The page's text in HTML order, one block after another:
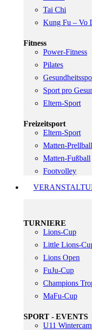
Tai Chi
Kung Fu – Vo
Fitness
Power-Fitness
Pilates
Sport pro
Eltern-Sport
Freizeitsport
Eltern-Sport
Matten-Prellball
Matten-Fußball
Footvolley
TURNIERE
Lions-Cup
Little Lions-
Lions Open
FuJu-Cup
Champions
MaFu-Cup
SPORT - EVENTS
U11